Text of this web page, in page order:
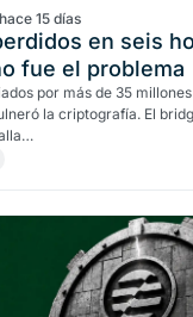
hace 15 días
en seis
fue el problema
por más de 35
la criptografía. El